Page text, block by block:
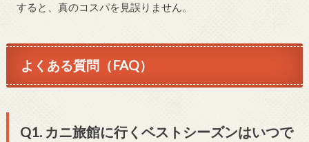
すると、真のコスパを見誤りません。
よくある質問（FAQ）
Q1. カニ旅館に行くベストシーズンはいつで